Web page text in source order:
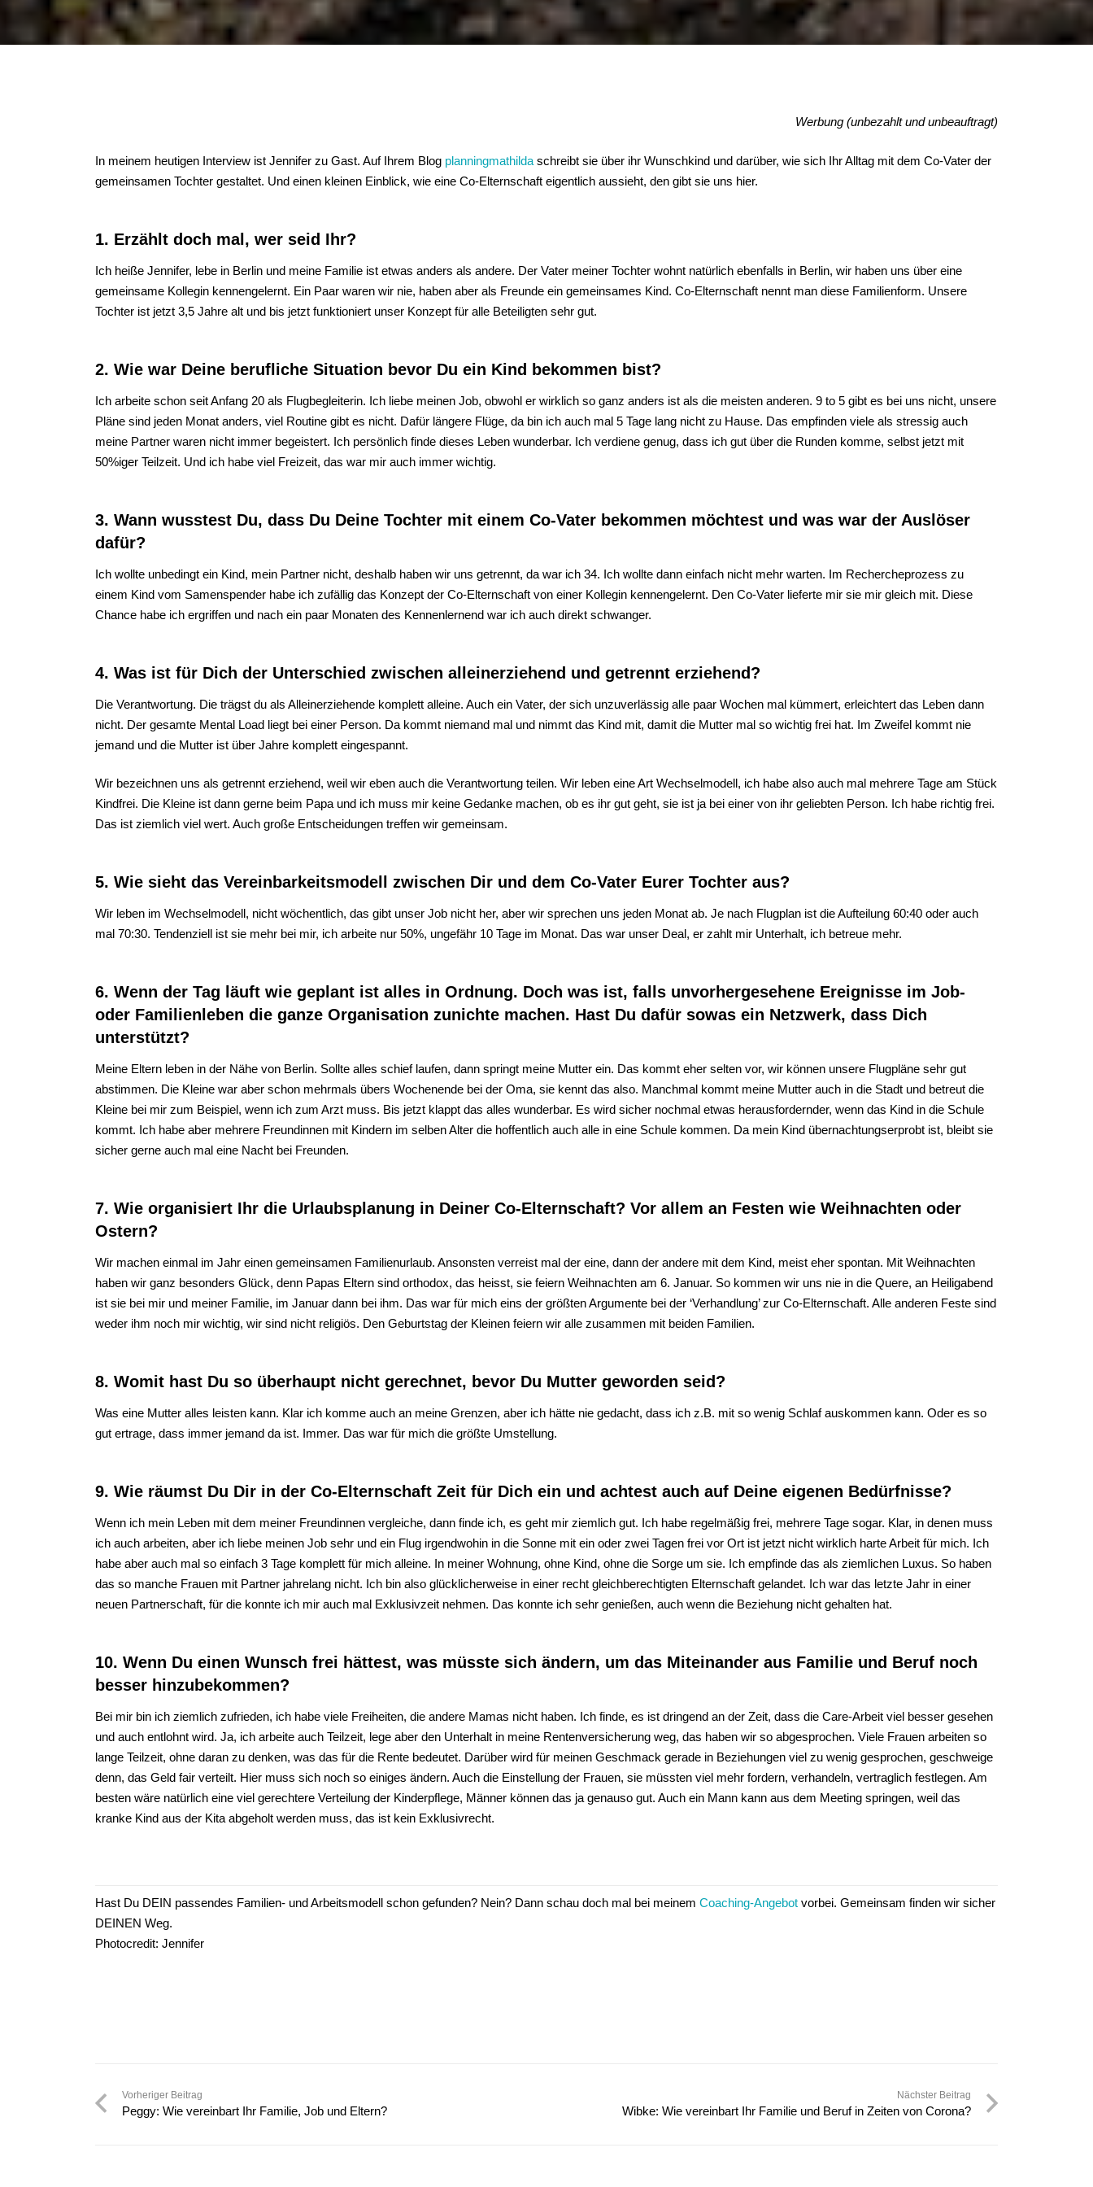
Werbung (unbezahlt und unbeauftragt)
In meinem heutigen Interview ist Jennifer zu Gast. Auf Ihrem Blog planningmathilda schreibt sie über ihr Wunschkind und darüber, wie sich Ihr Alltag mit dem Co-Vater der
gemeinsamen Tochter gestaltet. Und einen kleinen Einblick, wie eine Co-Elternschaft eigentlich aussieht, den gibt sie uns hier.
1. Erzählt doch mal, wer seid Ihr?
Ich heiße Jennifer, lebe in Berlin und meine Familie ist etwas anders als andere. Der Vater meiner Tochter wohnt natürlich ebenfalls in Berlin, wir haben uns über eine
gemeinsame Kollegin kennengelernt. Ein Paar waren wir nie, haben aber als Freunde ein gemeinsames Kind. Co-Elternschaft nennt man diese Familienform. Unsere
Tochter ist jetzt 3,5 Jahre alt und bis jetzt funktioniert unser Konzept für alle Beteiligten sehr gut.
2. Wie war Deine berufliche Situation bevor Du ein Kind bekommen bist?
Ich arbeite schon seit Anfang 20 als Flugbegleiterin. Ich liebe meinen Job, obwohl er wirklich so ganz anders ist als die meisten anderen. 9 to 5 gibt es bei uns nicht, unsere
Pläne sind jeden Monat anders, viel Routine gibt es nicht. Dafür längere Flüge, da bin ich auch mal 5 Tage lang nicht zu Hause. Das empfinden viele als stressig auch
meine Partner waren nicht immer begeistert. Ich persönlich finde dieses Leben wunderbar. Ich verdiene genug, dass ich gut über die Runden komme, selbst jetzt mit
50%iger Teilzeit. Und ich habe viel Freizeit, das war mir auch immer wichtig.
3. Wann wusstest Du, dass Du Deine Tochter mit einem Co-Vater bekommen möchtest und was war der Auslöser
dafür?
Ich wollte unbedingt ein Kind, mein Partner nicht, deshalb haben wir uns getrennt, da war ich 34. Ich wollte dann einfach nicht mehr warten. Im Rechercheprozess zu
einem Kind vom Samenspender habe ich zufällig das Konzept der Co-Elternschaft von einer Kollegin kennengelernt. Den Co-Vater lieferte mir sie mir gleich mit. Diese
Chance habe ich ergriffen und nach ein paar Monaten des Kennenlernend war ich auch direkt schwanger.
4. Was ist für Dich der Unterschied zwischen alleinerziehend und getrennt erziehend?
Die Verantwortung. Die trägst du als Alleinerziehende komplett alleine. Auch ein Vater, der sich unzuverlässig alle paar Wochen mal kümmert, erleichtert das Leben dann
nicht. Der gesamte Mental Load liegt bei einer Person. Da kommt niemand mal und nimmt das Kind mit, damit die Mutter mal so wichtig frei hat. Im Zweifel kommt nie
jemand und die Mutter ist über Jahre komplett eingespannt.
Wir bezeichnen uns als getrennt erziehend, weil wir eben auch die Verantwortung teilen. Wir leben eine Art Wechselmodell, ich habe also auch mal mehrere Tage am Stück
Kindfrei. Die Kleine ist dann gerne beim Papa und ich muss mir keine Gedanke machen, ob es ihr gut geht, sie ist ja bei einer von ihr geliebten Person. Ich habe richtig frei.
Das ist ziemlich viel wert. Auch große Entscheidungen treffen wir gemeinsam.
5. Wie sieht das Vereinbarkeitsmodell zwischen Dir und dem Co-Vater Eurer Tochter aus?
Wir leben im Wechselmodell, nicht wöchentlich, das gibt unser Job nicht her, aber wir sprechen uns jeden Monat ab. Je nach Flugplan ist die Aufteilung 60:40 oder auch
mal 70:30. Tendenziell ist sie mehr bei mir, ich arbeite nur 50%, ungefähr 10 Tage im Monat. Das war unser Deal, er zahlt mir Unterhalt, ich betreue mehr.
6. Wenn der Tag läuft wie geplant ist alles in Ordnung. Doch was ist, falls unvorhergesehene Ereignisse im Job-
oder Familienleben die ganze Organisation zunichte machen. Hast Du dafür sowas ein Netzwerk, dass Dich
unterstützt?
Meine Eltern leben in der Nähe von Berlin. Sollte alles schief laufen, dann springt meine Mutter ein. Das kommt eher selten vor, wir können unsere Flugpläne sehr gut
abstimmen. Die Kleine war aber schon mehrmals übers Wochenende bei der Oma, sie kennt das also. Manchmal kommt meine Mutter auch in die Stadt und betreut die
Kleine bei mir zum Beispiel, wenn ich zum Arzt muss. Bis jetzt klappt das alles wunderbar. Es wird sicher nochmal etwas herausfordernder, wenn das Kind in die Schule
kommt. Ich habe aber mehrere Freundinnen mit Kindern im selben Alter die hoffentlich auch alle in eine Schule kommen. Da mein Kind übernachtungserprobt ist, bleibt sie
sicher gerne auch mal eine Nacht bei Freunden.
7. Wie organisiert Ihr die Urlaubsplanung in Deiner Co-Elternschaft? Vor allem an Festen wie Weihnachten oder
Ostern?
Wir machen einmal im Jahr einen gemeinsamen Familienurlaub. Ansonsten verreist mal der eine, dann der andere mit dem Kind, meist eher spontan. Mit Weihnachten
haben wir ganz besonders Glück, denn Papas Eltern sind orthodox, das heisst, sie feiern Weihnachten am 6. Januar. So kommen wir uns nie in die Quere, an Heiligabend
ist sie bei mir und meiner Familie, im Januar dann bei ihm. Das war für mich eins der größten Argumente bei der ‘Verhandlung’ zur Co-Elternschaft. Alle anderen Feste sind
weder ihm noch mir wichtig, wir sind nicht religiös. Den Geburtstag der Kleinen feiern wir alle zusammen mit beiden Familien.
8. Womit hast Du so überhaupt nicht gerechnet, bevor Du Mutter geworden seid?
Was eine Mutter alles leisten kann. Klar ich komme auch an meine Grenzen, aber ich hätte nie gedacht, dass ich z.B. mit so wenig Schlaf auskommen kann. Oder es so
gut ertrage, dass immer jemand da ist. Immer. Das war für mich die größte Umstellung.
9. Wie räumst Du Dir in der Co-Elternschaft Zeit für Dich ein und achtest auch auf Deine eigenen Bedürfnisse?
Wenn ich mein Leben mit dem meiner Freundinnen vergleiche, dann finde ich, es geht mir ziemlich gut. Ich habe regelmäßig frei, mehrere Tage sogar. Klar, in denen muss
ich auch arbeiten, aber ich liebe meinen Job sehr und ein Flug irgendwohin in die Sonne mit ein oder zwei Tagen frei vor Ort ist jetzt nicht wirklich harte Arbeit für mich. Ich
habe aber auch mal so einfach 3 Tage komplett für mich alleine. In meiner Wohnung, ohne Kind, ohne die Sorge um sie. Ich empfinde das als ziemlichen Luxus. So haben
das so manche Frauen mit Partner jahrelang nicht. Ich bin also glücklicherweise in einer recht gleichberechtigten Elternschaft gelandet. Ich war das letzte Jahr in einer
neuen Partnerschaft, für die konnte ich mir auch mal Exklusivzeit nehmen. Das konnte ich sehr genießen, auch wenn die Beziehung nicht gehalten hat.
10. Wenn Du einen Wunsch frei hättest, was müsste sich ändern, um das Miteinander aus Familie und Beruf noch
besser hinzubekommen?
Bei mir bin ich ziemlich zufrieden, ich habe viele Freiheiten, die andere Mamas nicht haben. Ich finde, es ist dringend an der Zeit, dass die Care-Arbeit viel besser gesehen
und auch entlohnt wird. Ja, ich arbeite auch Teilzeit, lege aber den Unterhalt in meine Rentenversicherung weg, das haben wir so abgesprochen. Viele Frauen arbeiten so
lange Teilzeit, ohne daran zu denken, was das für die Rente bedeutet. Darüber wird für meinen Geschmack gerade in Beziehungen viel zu wenig gesprochen, geschweige
denn, das Geld fair verteilt. Hier muss sich noch so einiges ändern. Auch die Einstellung der Frauen, sie müssten viel mehr fordern, verhandeln, vertraglich festlegen. Am
besten wäre natürlich eine viel gerechtere Verteilung der Kinderpflege, Männer können das ja genauso gut. Auch ein Mann kann aus dem Meeting springen, weil das
kranke Kind aus der Kita abgeholt werden muss, das ist kein Exklusivrecht.
Hast Du DEIN passendes Familien- und Arbeitsmodell schon gefunden? Nein? Dann schau doch mal bei meinem Coaching-Angebot vorbei. Gemeinsam finden wir sicher
DEINEN Weg.
Photocredit: Jennifer
Vorheriger Beitrag
Peggy: Wie vereinbart Ihr Familie, Job und Eltern?
Nächster Beitrag
Wibke: Wie vereinbart Ihr Familie und Beruf in Zeiten von Corona?